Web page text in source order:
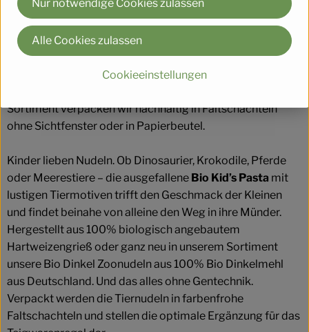
Die glutenfreien Penne und Spaghetti werden aus 100 %
ökologischem Naturreis hergestellt. Der nussige
Eigengeschmack der Fusilli, Penne oder Spaghetti aus Bio
Buchweizenmehl und die dunkle Farbe bringen
Abwechslung auf den Teller. Unsere Hülsenfrucht Pasta
Sortiment verpacken wir nachhaltig in Faltschachteln
ohne Sichtfenster oder in Papierbeutel.
Kinder lieben Nudeln. Ob Dinosaurier, Krokodile, Pferde
oder Meerestiere – die ausgefallene Bio Kid’s Pasta mit
lustigen Tiermotiven trifft den Geschmack der Kleinen
und findet beinahe von alleine den Weg in ihre Münder.
Hergestellt aus 100% biologisch angebautem
Hartweizengrieß oder ganz neu in unserem Sortiment
unsere Bio Dinkel Zoonudeln aus 100% Bio Dinkelmehl
aus Deutschland. Und das alles ohne Gentechnik.
Verpackt werden die Tiernudeln in farbenfrohe
Faltschachteln und stellen die optimale Ergänzung für das
Cookieeinstellungen
Nur notwendige Cookies zulassen
Alle Cookies zulassen